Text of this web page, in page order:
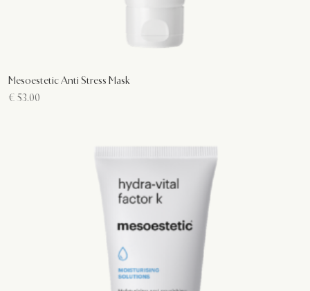
Mesoestetic Anti Stress Mask
€ 53.00